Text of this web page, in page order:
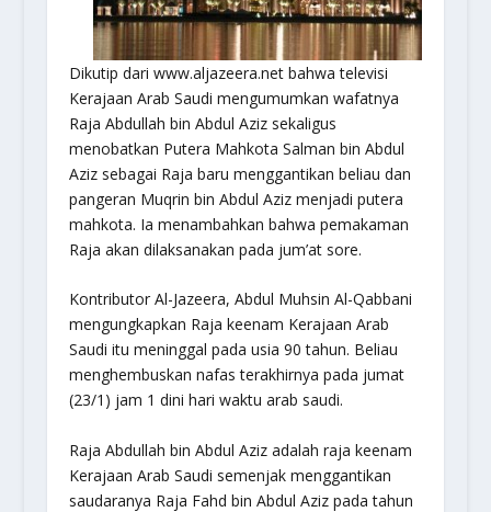
Dikutip dari www.aljazeera.net bahwa televisi
Kerajaan Arab Saudi mengumumkan wafatnya
Raja Abdullah bin Abdul Aziz sekaligus
menobatkan Putera Mahkota Salman bin Abdul
Aziz sebagai Raja baru menggantikan beliau dan
pangeran Muqrin bin Abdul Aziz menjadi putera
mahkota. Ia menambahkan bahwa pemakaman
Raja akan dilaksanakan pada jum’at sore.
Kontributor Al-Jazeera, Abdul Muhsin Al-Qabbani
mengungkapkan Raja keenam Kerajaan Arab
Saudi itu meninggal pada usia 90 tahun. Beliau
menghembuskan nafas terakhirnya pada jumat
(23/1) jam 1 dini hari waktu arab saudi.
Raja Abdullah bin Abdul Aziz adalah raja keenam
Kerajaan Arab Saudi semenjak menggantikan
saudaranya Raja Fahd bin Abdul Aziz pada tahun